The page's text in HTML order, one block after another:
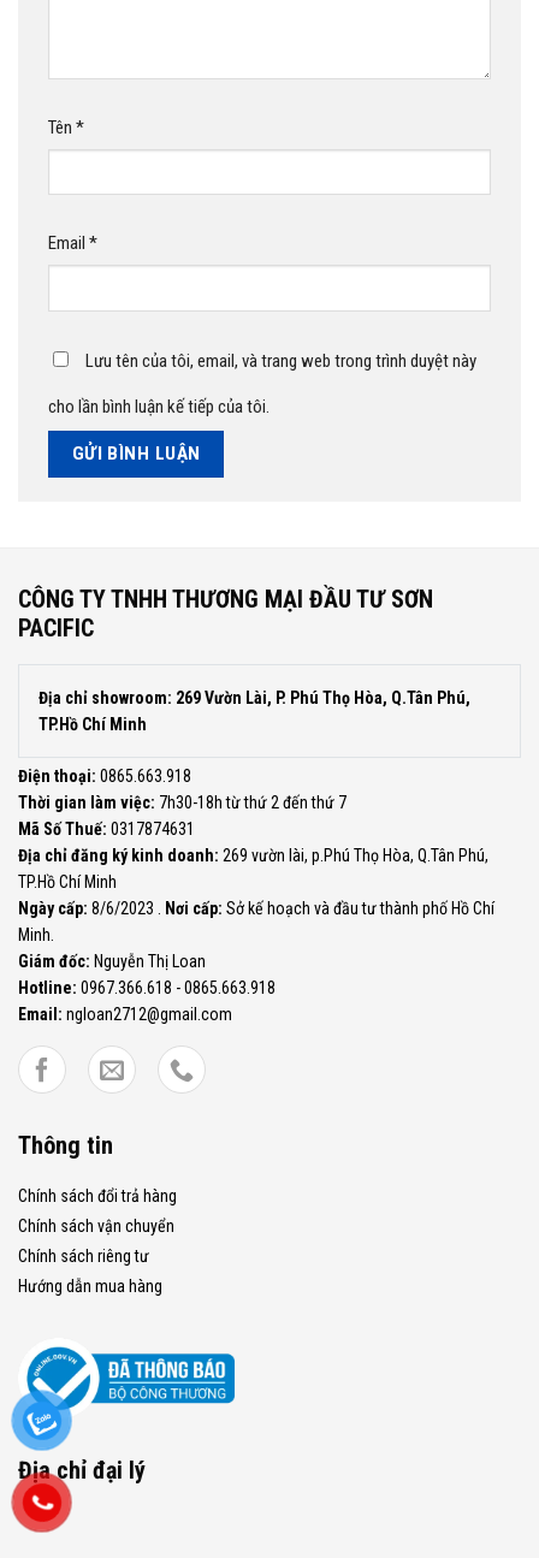
Tên *
Email *
Lưu tên của tôi, email, và trang web trong trình duyệt này
cho lần bình luận kế tiếp của tôi.
CÔNG TY TNHH THƯƠNG MẠI ĐẦU TƯ SƠN
PACIFIC
Địa chỉ showroom: 269 Vườn Lài, P. Phú Thọ Hòa, Q.Tân Phú,
TP.Hồ Chí Minh
Điện thoại: 0865.663.918
Thời gian làm việc: 7h30-18h từ thứ 2 đến thứ 7
Mã Số Thuế: 0317874631
Địa chỉ đăng ký kinh doanh: 269 vườn lài, p.Phú Thọ Hòa, Q.Tân Phú,
TP.Hồ Chí Minh
Ngày cấp: 8/6/2023 . Nơi cấp: Sở kế hoạch và đầu tư thành phố Hồ Chí
Minh.
Giám đốc: Nguyễn Thị Loan
Hotline: 0967.366.618 - 0865.663.918
Email: ngloan2712@gmail.com
Thông tin
Chính sách đổi trả hàng
Chính sách vận chuyển
Chính sách riêng tư
Hướng dẫn mua hàng
Địa chỉ đại lý